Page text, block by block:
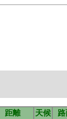
距離 天候